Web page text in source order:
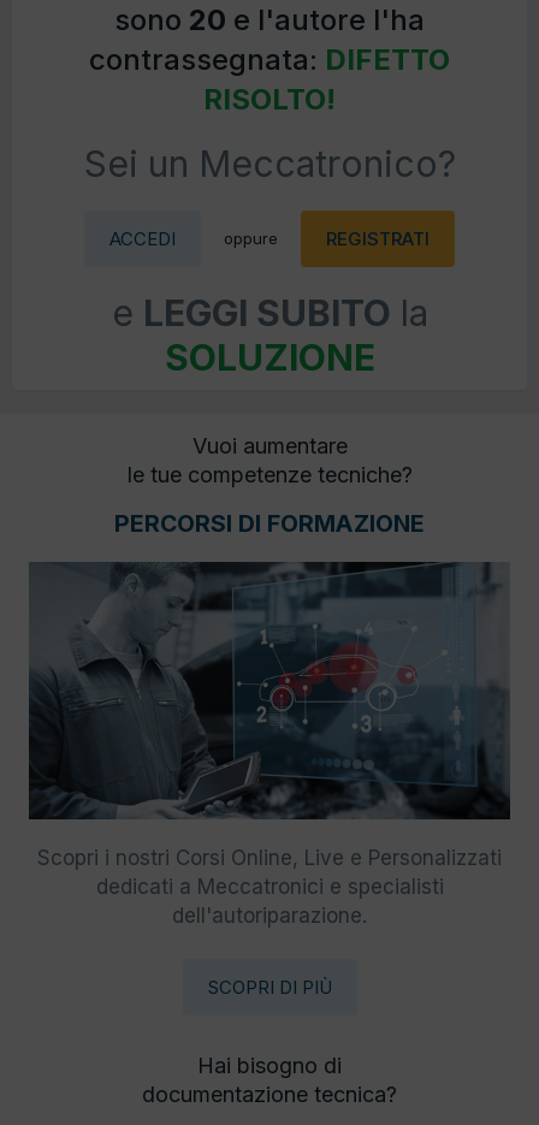
sono 20 e l'autore l'ha
contrassegnata: DIFETTO
RISOLTO!
Sei un Meccatronico?
ACCEDI oppure REGISTRATI
e LEGGI SUBITO la
SOLUZIONE
Vuoi aumentare
le tue competenze tecniche?
PERCORSI DI FORMAZIONE
Scopri i nostri Corsi Online, Live e Personalizzati
dedicati a Meccatronici e specialisti
dell'autoriparazione.
SCOPRI DI PIÙ
Hai bisogno di
documentazione tecnica?